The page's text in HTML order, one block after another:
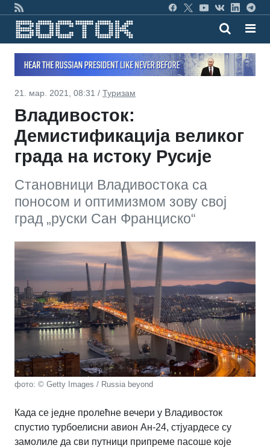
21. мар. 2021, 08:31 / Туризам
Владивосток:
Демистификација великог
града на истоку Русије
Становници Владивостока са
поносом и оптимизмом зову свој
град „руски Сан Франциско“
фото: © Getty Images / Russia beyond
Када се једне пролећне вечери у Владивосток
спустио турбоелисни авион Ан-24, стјуардесе су
замолиле да сви путници припреме пасоше које